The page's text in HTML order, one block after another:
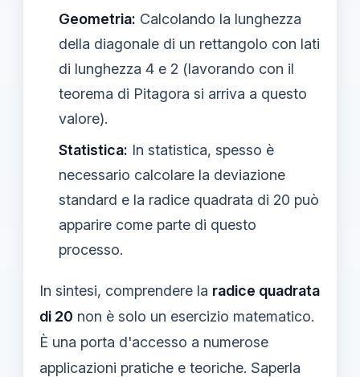
Geometria: Calcolando la lunghezza
della diagonale di un rettangolo con lati
di lunghezza 4 e 2 (lavorando con il
teorema di Pitagora si arriva a questo
valore).
Statistica: In statistica, spesso è
necessario calcolare la deviazione
standard e la radice quadrata di 20 può
apparire come parte di questo
processo.
In sintesi, comprendere la radice quadrata
di 20 non è solo un esercizio matematico.
È una porta d'accesso a numerose
applicazioni pratiche e teoriche. Saperla